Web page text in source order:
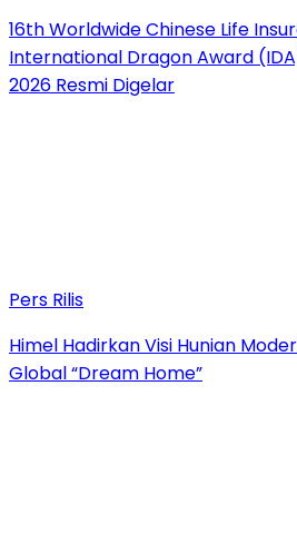
16th Worldwide Chinese Life
International Dragon Award
2026 Resmi Digelar
Pers Rilis
Himel Hadirkan Visi Hunian
Global “Dream Home”